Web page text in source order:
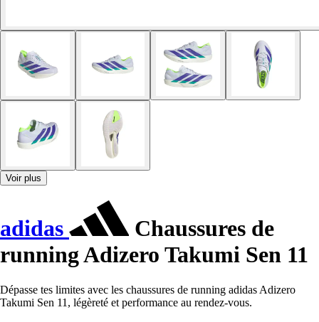
Voir plus
adidas
Chaussures de
running Adizero Takumi Sen 11
Dépasse tes limites avec les chaussures de running adidas Adizero
Takumi Sen 11, légèreté et performance au rendez-vous.